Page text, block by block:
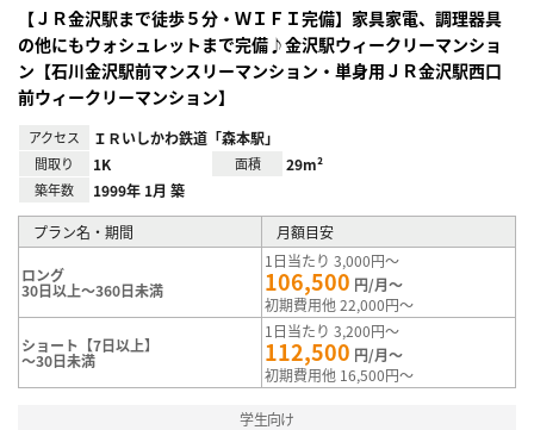
【ＪＲ金沢駅まで徒歩５分・ＷＩＦＩ完備】家具家電、調理器具
の他にもウォシュレットまで完備♪金沢駅ウィークリーマンショ
ン【石川金沢駅前マンスリーマンション・単身用ＪＲ金沢駅西口
前ウィークリーマンション】
アクセス ＩＲいしかわ鉄道「森本駅」
間取り 1K 面積 29m²
築年数 1999年 1月 築
プラン名・期間 月額目安
ロング
30日以上～360日未満
1日当たり 3,000円～
106,500 円/月～
初期費用他 22,000円～
ショート【7日以上】
～30日未満
1日当たり 3,200円～
112,500 円/月～
初期費用他 16,500円～
学生向け